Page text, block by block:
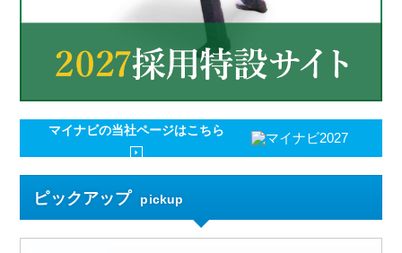
マイナビの当社ページはこちら
ピックアップ pickup